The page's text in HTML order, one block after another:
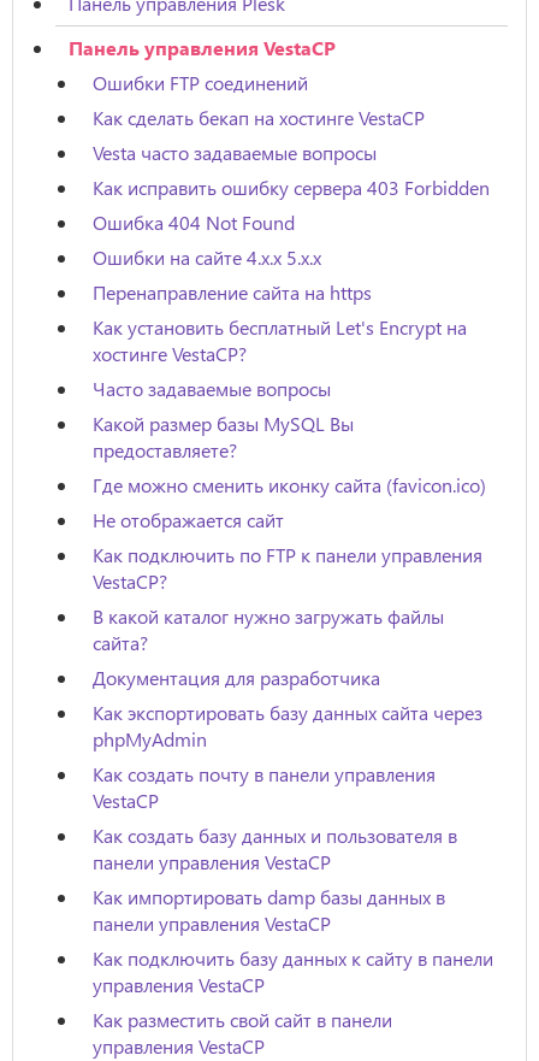
Панель управления VestaCP
Ошибки FTP соединений
Как сделать бекап на хостинге VestaCP
Vesta часто задаваемые вопросы
Как исправить ошибку сервера 403 Forbidden
Ошибка 404 Not Found
Ошибки на сайте 4.x.x 5.x.x
Перенаправление сайта на https
Как установить бесплатный Let's Encrypt на
хостинге VestaCP?
Часто задаваемые вопросы
Какой размер базы MySQL Вы
предоставляете?
Где можно сменить иконку сайта (favicon.ico)
Не отображается сайт
Как подключить по FTP к панели управления
VestaCP?
В какой каталог нужно загружать файлы
сайта?
Документация для разработчика
Как экспортировать базу данных сайта через
phpMyAdmin
Как создать почту в панели управления
VestaCP
Как создать базу данных и пользователя в
панели управления VestaCP
Как импортировать damp базы данных в
панели управления VestaCP
Как подключить базу данных к сайту в панели
управления VestaCP
Как разместить свой сайт в панели
управления VestaCP